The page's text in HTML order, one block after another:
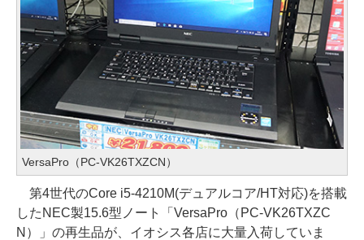
VersaPro（PC-VK26TXZCN）
第4世代のCore i5-4210M(デュアルコア/HT対応)を搭載
したNEC製15.6型ノート「VersaPro（PC-VK26TXZC
N）」の再生品が、イオシス各店に大量入荷していま